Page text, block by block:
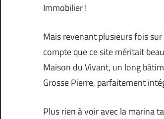
Immobilier !
Mais revenant plusieurs fois
compte que ce site méritait
Maison du Vivant, un long
Grosse Pierre, parfaitement
Plus rien à voir avec la marina